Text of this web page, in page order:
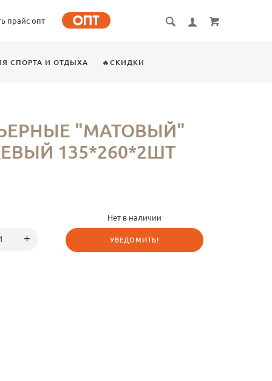
прайс опт
СПОРТА И ОТДЫХА 🔥СКИДКИ
"МАТОВЫЙ"
135*260*2ШТ
Нет в наличии
УВЕДОМИТЬ!